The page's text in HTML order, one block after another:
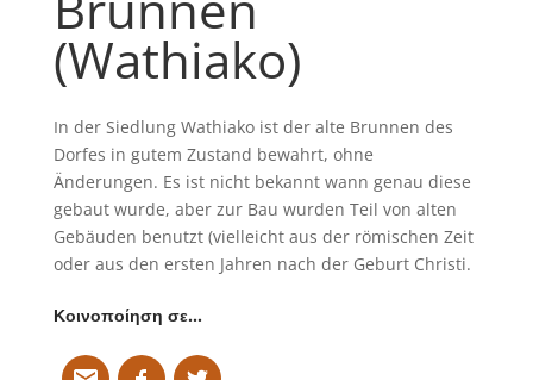
(Wathiako)
In der Siedlung Wathiako ist der alte Brunnen des
Dorfes in gutem Zustand bewahrt, ohne
Änderungen. Es ist nicht bekannt wann genau diese
gebaut wurde, aber zur Bau wurden Teil von alten
Gebäuden benutzt (vielleicht aus der römischen Zeit
oder aus den ersten Jahren nach der Geburt Christi.
Κοινοποίηση σε…